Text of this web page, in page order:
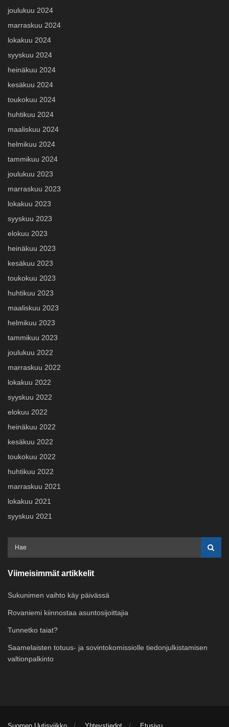
joulukuu 2024
marraskuu 2024
lokakuu 2024
syyskuu 2024
heinäkuu 2024
kesäkuu 2024
toukokuu 2024
huhtikuu 2024
maaliskuu 2024
helmikuu 2024
tammikuu 2024
joulukuu 2023
marraskuu 2023
lokakuu 2023
syyskuu 2023
elokuu 2023
heinäkuu 2023
kesäkuu 2023
toukokuu 2023
huhtikuu 2023
maaliskuu 2023
helmikuu 2023
tammikuu 2023
joulukuu 2022
marraskuu 2022
lokakuu 2022
syyskuu 2022
elokuu 2022
heinäkuu 2022
kesäkuu 2022
toukokuu 2022
huhtikuu 2022
marraskuu 2021
lokakuu 2021
syyskuu 2021
Viimeisimmät artikkelit
Sukunimen vaihto käy päivässä
Rovaniemi kiinnostaa asuntosijoittajia
Tunnetko taiat?
Saamelaisten totuus- ja sovintokomissiolle tiedonjulkistamisen
valtionpalkinto